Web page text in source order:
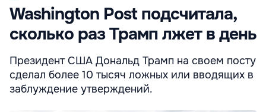
Washington Post подсчитала,
сколько раз Трамп лжет в день
Президент США Дональд Трамп на своем посту
сделал более 10 тысяч ложных или вводящих в
заблуждение утверждений.